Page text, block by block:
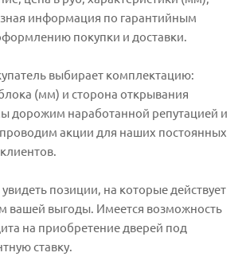
информация по гарантийным
покупки и доставки.
выбирает комплектацию:
(мм) и сторона открывания
дорожим наработанной репутацией и
проводим акции для наших постоянных
позиции, на которые действует
вашей выгоды. Имеется возможность
на приобретение дверей под
ставку.